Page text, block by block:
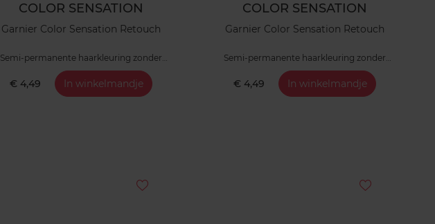
COLOR SENSATION
Garnier Color Sensation Retouch
Semi-permanente haarkleuring zonder
€ 4,49 In winkelmandje
COLOR SENSATION
Garnier Color Sensation Retouch
Semi-permanente haarkleuring zonder
€ 4,49 In winkelmandje